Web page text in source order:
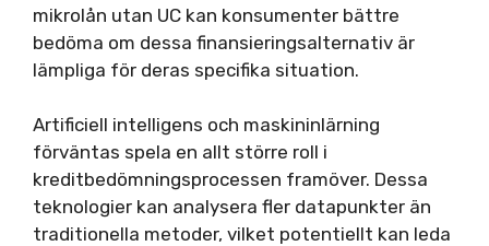
mikrolån utan UC kan konsumenter bättre
bedöma om dessa finansieringsalternativ är
lämpliga för deras specifika situation.
Artificiell intelligens och maskininlärning
förväntas spela en allt större roll i
kreditbedömningsprocessen framöver. Dessa
teknologier kan analysera fler datapunkter än
traditionella metoder, vilket potentiellt kan leda